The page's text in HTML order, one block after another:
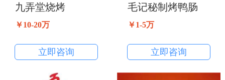
九弄堂烧烤
￥10-20万
立即咨询
毛记秘制烤鸭肠
￥1-5万
立即咨询